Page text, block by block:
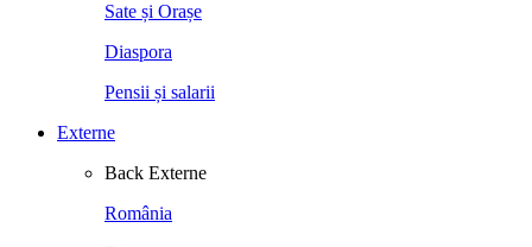
Sate și Orașe
Diaspora
Pensii și salarii
Externe
Back Externe
România